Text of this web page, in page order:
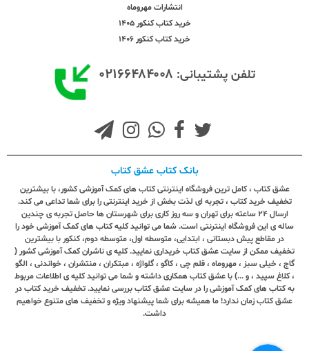
انتشارات مهروماه
خرید کتاب کنکور 1405
خرید کتاب کنکور 1406
تلفن پشتیبانی: ۰۲۱۶۶۴۸۴۰۰۸
بانک کتاب عشق کتاب
عشق کتاب ، کامل ترین فروشگاه اینترنتی کتاب های کمک آموزشی کشور، با بیشترین
تخفیف خرید کتاب ، تجربه ای لذت بخش از خرید اینترنتی را برای شما تداعی می کند.
ارسال ٢٤ ساعته برای تهران و سه روز کاری برای شهرستان ها حاصل تجربه ی چندین
ساله ی این فروشگاه اینترنتی است. شما می توانید کلیه کتاب های کمک آموزشی خود را
در مقاطع پیش دبستانی ، ابتدایی، متوسطه اول، متوسطه دوم، کنکور با بیشترین
تخفیف ممکن از سایت عشق کتاب خریداری نمایید. کلیه ی ناشران کمک آموزشی کشور (
گاج ، خیلی سبز ، مهروماه ، قلم چی ، کاگو ، گلواژه ، مبتکران ، منتشران ، خواندنی ، الگو
، کلاغ سپید ، و ...) با عشق کتاب همکاری داشته و شما می توانید کلیه ی اطلاعات مربوط
به کتاب های کمک آموزشی را در سایت عشق کتاب بررسی نمایید. تخفیف خرید کتاب در
عشق کتاب زمان ندارد! ما همیشه برای شما پیشنهاد ویژه و تخفیف های متنوع خواهیم
داشت.